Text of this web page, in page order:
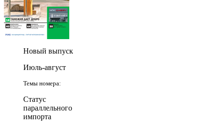
Новый выпуск
Июль-август
Темы номера:
Статус
параллельного
импорта